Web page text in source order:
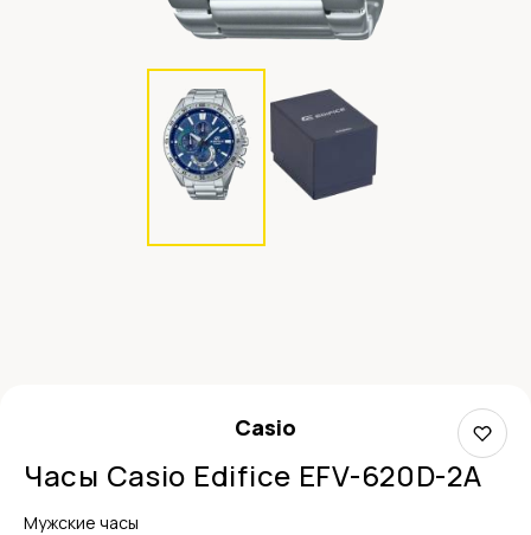
Casio
Часы Casio Edifice EFV-620D-2A
Мужские часы